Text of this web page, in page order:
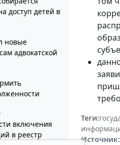
доступ детей в
новые
адвокатской
включения
в реестр
Теги:
Источник: